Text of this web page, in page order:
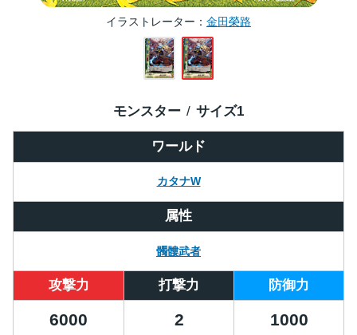
イラストレーター 金田榮路
ワールド
カタナW
モンスター サイズ1
属性
髑髏武者
攻撃力 打撃力 防御力
6000 2 1000